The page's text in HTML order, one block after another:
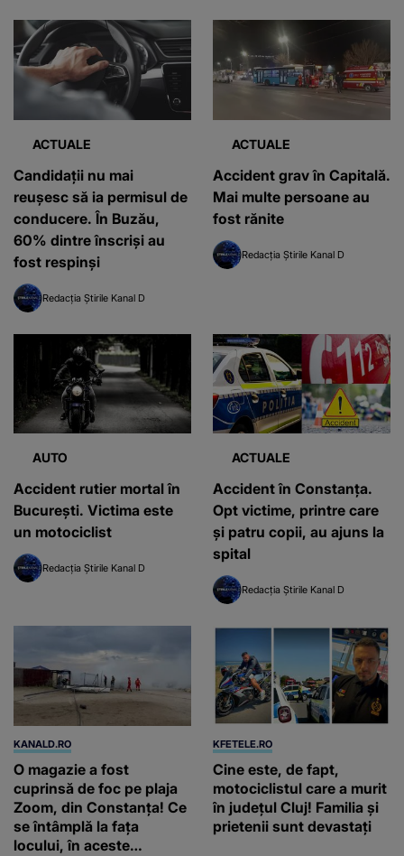
ACTUALE
Candidații nu mai
reușesc să ia permisul de
conducere. În Buzău,
60% dintre înscriși au
fost respinși
Redacția Știrile Kanal D
ACTUALE
Accident grav în Capitală.
Mai multe persoane au
fost rănite
Redacția Știrile Kanal D
AUTO
Accident rutier mortal în
București. Victima este
un motociclist
Redacția Știrile Kanal D
ACTUALE
Accident în Constanța.
Opt victime, printre care
și patru copii, au ajuns la
spital
Redacția Știrile Kanal D
KANALD.RO
O magazie a fost
cuprinsă de foc pe plaja
Zoom, din Constanța! Ce
se întâmplă la fața
locului, în aceste
KFETELE.RO
Cine este, de fapt,
motociclistul care a murit
în județul Cluj! Familia și
prietenii sunt devastați